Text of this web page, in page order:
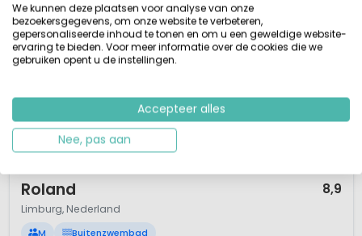
1 / 12
Roland 8,9
Limburg, Nederland
M Buitenzwembad
We kunnen deze plaatsen voor analyse van onze
bezoekersgegevens, om onze website te verbeteren,
gepersonaliseerde inhoud te tonen en om u een geweldige website-
ervaring te bieden. Voor meer informatie over de cookies die we
gebruiken opent u de instellingen.
Accepteer alles
Nee, pas aan